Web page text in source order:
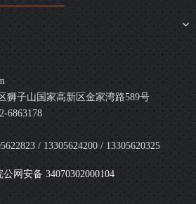
狮子山国家高新区金家湾路589号
6863178
/ 13305624200 / 13305620325
公网安备 34070302000104